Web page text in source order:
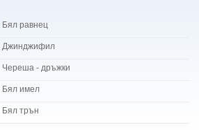
Бял равнец
Джинджифил
Череша - дръжки
Бял имел
Бял трън